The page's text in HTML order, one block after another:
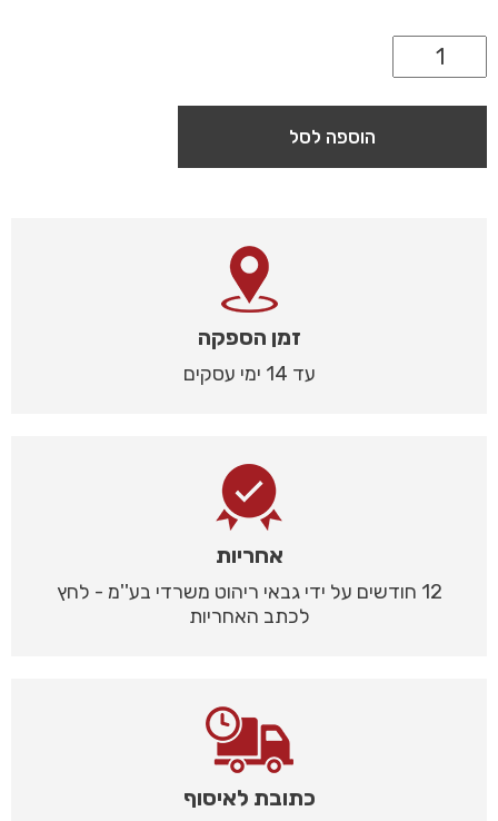
הוספה לסל
זמן הספקה
עד 14 ימי עסקים
אחריות
12 חודשים על ידי גבאי ריהוט משרדי בע''מ - לחץ
לכתב האחריות
כתובת לאיסוף